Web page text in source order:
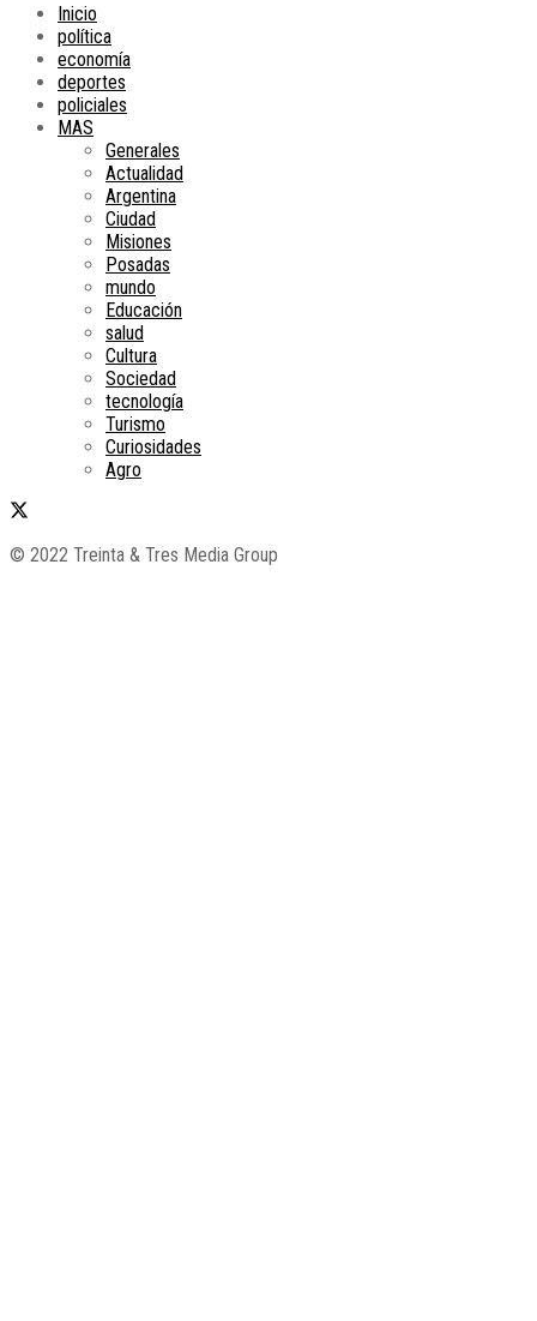
Inicio
política
economía
deportes
policiales
MAS
Generales
Actualidad
Argentina
Ciudad
Misiones
Posadas
mundo
Educación
salud
Cultura
Sociedad
tecnología
Turismo
Curiosidades
Agro
© 2022 Treinta & Tres Media Group